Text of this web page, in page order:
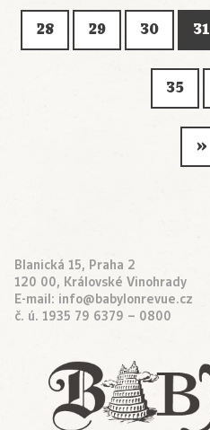
28 29 30 31
35
»
Blanická 15, Praha 2
120 00, Královské Vinohrady
E-mail: info@babylonrevue.cz
č. ú. 1935 79 6379 – 0800